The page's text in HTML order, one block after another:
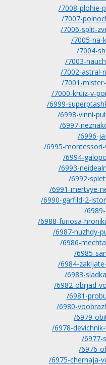
/7008-plohie-
/7007-
/7006-split-
/7005-na-
/7004-
/7003-
/7002-astral-
/7001-
/7000-kruiz-v-
/6999-
/6998-vinni-
/6997-
/6996-
/6995-
/6994-
/6993-
/6992-
/6991-mertvye-
/6990-garfild-2-
/
/6988-furiosa-
/6987-nuzhdy-
/6986-
/6985-
/6984-
/6983-
/6982-obrjad-
/6981-
/6980-
/6979-
/6978-
/6977-
/6976-
/6975-chernaja-